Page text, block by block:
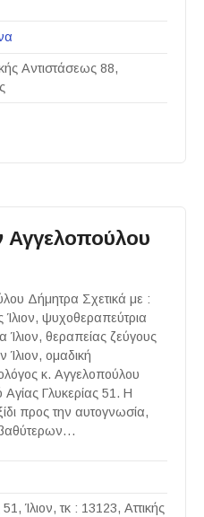
Αντιστάσεως 88,
Αγγελοπούλου
Δήμητρα Σχετικά με :
ψυχοθεραπεύτρια
Ίλιον, θεραπείας ζεύγους
Ίλιον, ομαδική
κ. Αγγελοπούλου
Αγίας Γλυκερίας 51. Η
προς την αυτογνωσία,
Ίλιον, τκ : 13123, Αττικής